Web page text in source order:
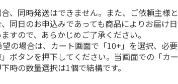
、同時発送はできません。また、ご依頼主様と
同日のお申込みであっても商品によりお届け日
すので、あらかじめご了承ください。
の場合は、カート画面で「10+」を選択、必要
ボタンを押下してください。当画面での「カー
時の数量選択は1個で結構です。